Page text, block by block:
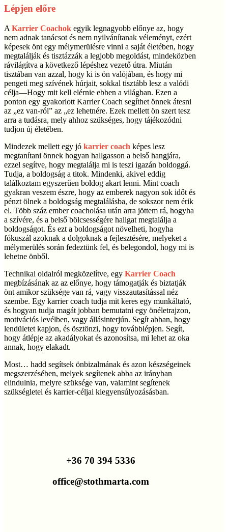
Lépjen előre
AKarrier Coachok egyik legnagyobb előnye az, hogy
nem adnak tanácsot és nem nyilvánítanak véleményt, ezért
képesek önt egy mélymerülésre vinni a saját életében, hogy
megtalálják és tisztázzák a legjobb megoldást, mindeközben
rávilágítva a következő lépéshez vezető útra. Miután
tisztában van azzal, hogy ki is ön valójában, és hogy mi
pengeti meg szívének húrjait, sokkal tisztább lesz a valódi
célja—Hogy mit kell elérnie ebben a világban. Ezen a
ponton egy gyakorlott Karrier Coach segíthet önnek átesni
az „ez van-ról” az „ez lehetnére. Ezek mellett ön szert tesz
arra a tudásra, mely ahhoz szükséges, hogy tájékozódni
tudjon új életében.
Mindezek mellett egy jókarrier coach képes lesz
megtanítani önnek hogyan hallgasson a belső hangjára,
ezzel segítve, hogy megtalálja mi is teszi igazán boldoggá.
Tudja, a boldogság a titok. Mindenki, akivel eddig
találkoztam egyszerűen boldog akart lenni. Mint coach
gyakran veszem észre, hogy az emberek nagyon sok időt és
pénzt ölnek a boldogság megtalálásba, de sokszor nem érik
el. Több száz ember coacholása után arra jöttem rá, hogyha
a szívére, és a belső bölcsességére hallgat megtalálja a
boldogságot. És ezt a boldogságot növelheti, hogyha
fókuszál azoknak a dolgoknak a fejlesztésére, melyeket a
mélymerülés során fedeztünk fel, és belegondol, hogy mi is
lehetne önből.
Technikai oldalról megközelítve, egyKarrier Coach
megbízásának az az előnye, hogy támogatják és biztatják
önt amikor szüksége van rá, vagy visszautasítással néz
szembe. Egy karrier coach tudja mit keres egy munkáltató,
és hogyan tudja magát jobban bemutatni egy önéletrajzon,
motivációs levélben, vagy állásinterjún. Segít abban, hogy
lendületet kapjon, és ösztönzi, hogy továbblépjen. Segít,
hogy átlépje az akadályokat és azonosítsa, mi lehet az oka
annak, hogy elakadt.
Most… hadd segítsek önbizalmának és azon készségeinek
megszerzésében, melyek segítenek abba az irányban
elindulnia, melyre szüksége van, valamint segítenek
szükségletei és karrier-céljai kiegyensúlyozásásban.
+36 70 394 5336
office@stothmarta.com